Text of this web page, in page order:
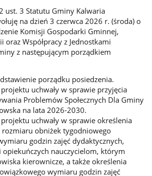
ust. 3 Statutu Gminy Kalwaria
na dzień 3 czerwca 2026 r. (środa) o
Komisji Gospodarki Gminnej,
oraz Współpracy z Jednostkami
z następującym porządkiem
porządku posiedzenia.
uchwały w sprawie przyjęcia
Problemów Społecznych Dla Gminy
na lata 2026-2030.
uchwały w sprawie określenia
rozmiaru obniżek tygodniowego
godzin zajęć dydaktycznych,
opiekuńczych nauczycielom, którym
kierownicze, a także określenia
wymiaru godzin zajęć